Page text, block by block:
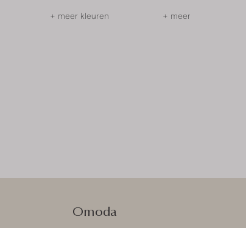
+ meer kleuren + meer kleuren
Omoda